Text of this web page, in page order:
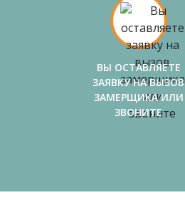
ВЫ ОСТАВЛЯЕТЕ
ЗАЯВКУ НА ВЫЗОВ
ЗАМЕРЩИКА ИЛИ
ЗВОНИТЕ